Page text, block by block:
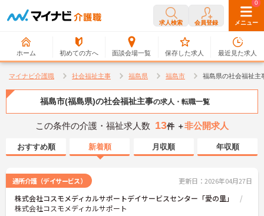
求人検索 会員登録 メニュー
ホーム 初めての方へ 面談会場一覧
0
保存した求人
0
最近見た求人
マイナビ介護職 社会福祉主事 福島県 福島市 福島県の社会福祉主
福島市(福島県)の社会福祉主事の求人・転職一覧
この条件の介護・福祉求人数 13件 ＋非公開求人
おすすめ順 新着順 月収順 年収順
通所介護（デイサービス） 更新日：2026年04月27日
株式会社コスモメディカルサポートデイサービスセンター「愛の里」
株式会社コスモメディカルサポート